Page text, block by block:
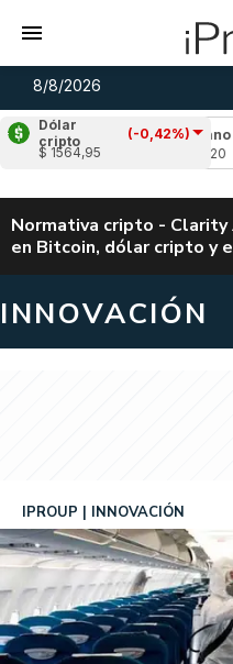
8/8/2026
Dólar
cripto
(-0,42%)
$ 1564,95
Cardano
Normativa cripto -
en Bitcoin, dólar cripto y
INNOVACIÓN
IPROUP INNOVACIÓN